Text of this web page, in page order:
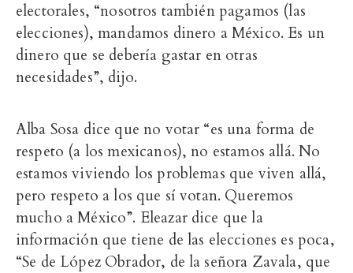
electorales, “nosotros también pagamos (las
elecciones), mandamos dinero a México. Es un
dinero que se debería gastar en otras
necesidades”, dijo.
Alba Sosa dice que no votar “es una forma de
respeto (a los mexicanos), no estamos allá. No
estamos viviendo los problemas que viven allá,
pero respeto a los que sí votan. Queremos
mucho a México”. Eleazar dice que la
información que tiene de las elecciones es poca,
“Se de López Obrador, de la señora Zavala, que